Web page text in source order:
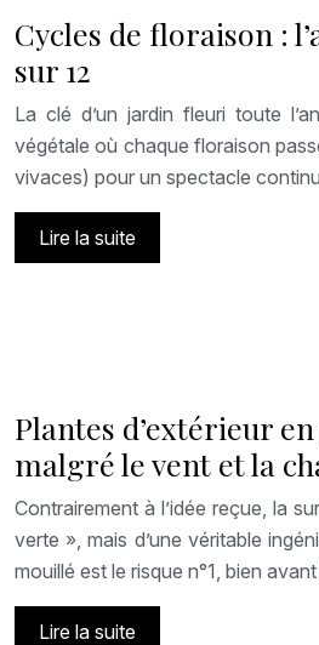
Cycles de floraison :
sur 12
La clé d’un jardin fleuri toute
végétale où chaque floraison
vivaces) pour un spectacle
Lire la suite
Plantes d’extérieur
malgré le vent et la
Contrairement à l’idée reçue, la
verte », mais d’une véritable
mouillé est le risque n°1, bien
Lire la suite